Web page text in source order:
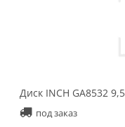
Диск INCH GA8532
под заказ